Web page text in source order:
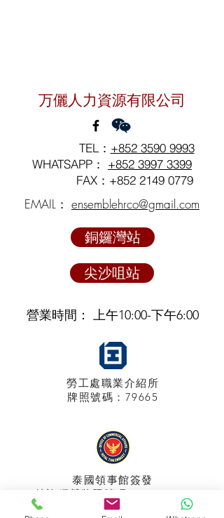
万儷人力資源有限公司
TEL： +852 3590 9993
WHATSAPP： +852 3997 3399
FAX：+852 2149 0779
EMAIL： ensemblehrco@gmail.com
銅鑼灣站
尖沙咀站
營業時間： 上午10:00-下午6:00
勞工處職業介紹所
牌照號碼：79665
泰國領事館簽發
特許經營牌照號碼：048/2025